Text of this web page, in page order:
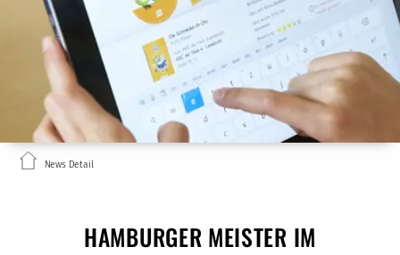
News Detail
HAMBURGER MEISTER IM